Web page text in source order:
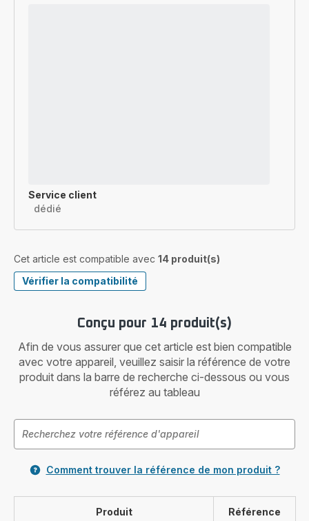
Service client
dédié
Cet article est compatible avec 14 produit(s)
Vérifier la compatibilité
Conçu pour 14 produit(s)
Afin de vous assurer que cet article est bien compatible
avec votre appareil, veuillez saisir la référence de votre
produit dans la barre de recherche ci-dessous ou vous
référez au tableau
Comment trouver la référence de mon produit ?
Produit Référence